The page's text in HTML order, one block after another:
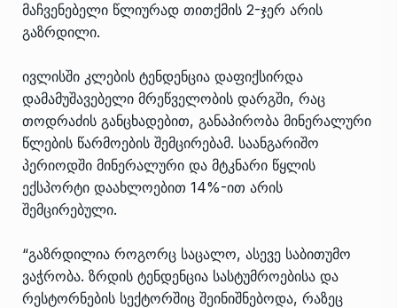
მაჩვენებელი წლიურად თითქმის 2-ჯერ არის
გაზრდილი.
ივლისში კლების ტენდენცია დაფიქსირდა
დამამუშავებელი მრეწველობის დარგში, რაც
თოდრაძის განცხადებით, განაპირობა მინერალური
წლების წარმოების შემცირებამ. საანგარიშო
პერიოდში მინერალური და მტკნარი წყლის
ექსპორტი დაახლოებით 14%-ით არის
შემცირებული.
“გაზრდილია როგორც საცალო, ასევე საბითუმო
ვაჭრობა. ზრდის ტენდენცია სასტუმროებისა და
რესტორნების სექტორშიც შეინიშნებოდა, რაზეც